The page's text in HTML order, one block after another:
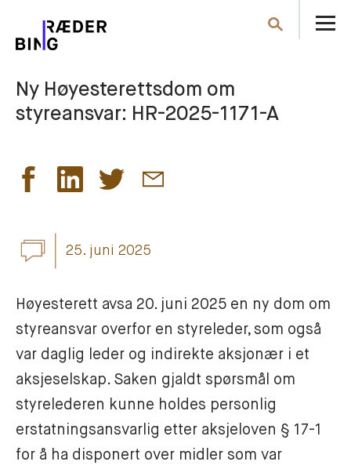
Søk
Ny Høyesterettsdom om
styreansvar: HR-2025-1171-A
25. juni 2025
Høyesterett avsa 20. juni 2025 en ny dom om
styreansvar overfor en styreleder, som også
var daglig leder og indirekte aksjonær i et
aksjeselskap. Saken gjaldt spørsmål om
styrelederen kunne holdes personlig
erstatningsansvarlig etter aksjeloven § 17-1
for å ha disponert over midler som var